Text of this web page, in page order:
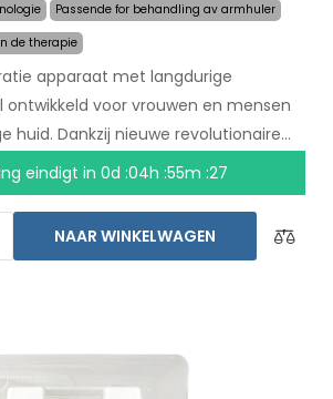
Passende for behandling av armhuler
de therapie
apparaat met langdurige
voor vrouwen en mensen
huid. Dankzij nieuwe revolutionaire
zweten in een mum van tijd
tijd. Speciaal gemaakt voor
de voeten, oksels, en beide handen
van een ander persoon (allemaal
eindigt in 0d :04h :55m :27
NAAR WINKELWAGEN